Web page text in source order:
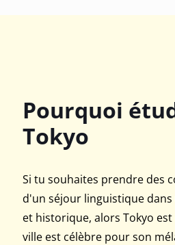
Pourquoi
Tokyo
Si tu souhaites prendre des
d'un séjour linguistique
et historique, alors Tokyo
ville est célèbre pour son